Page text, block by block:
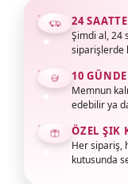
24
Şimdi al, 24
siparişlerde
10
Memnun
edebilir ya
ÖZEL ŞIK
Her sipariş,
kutusunda